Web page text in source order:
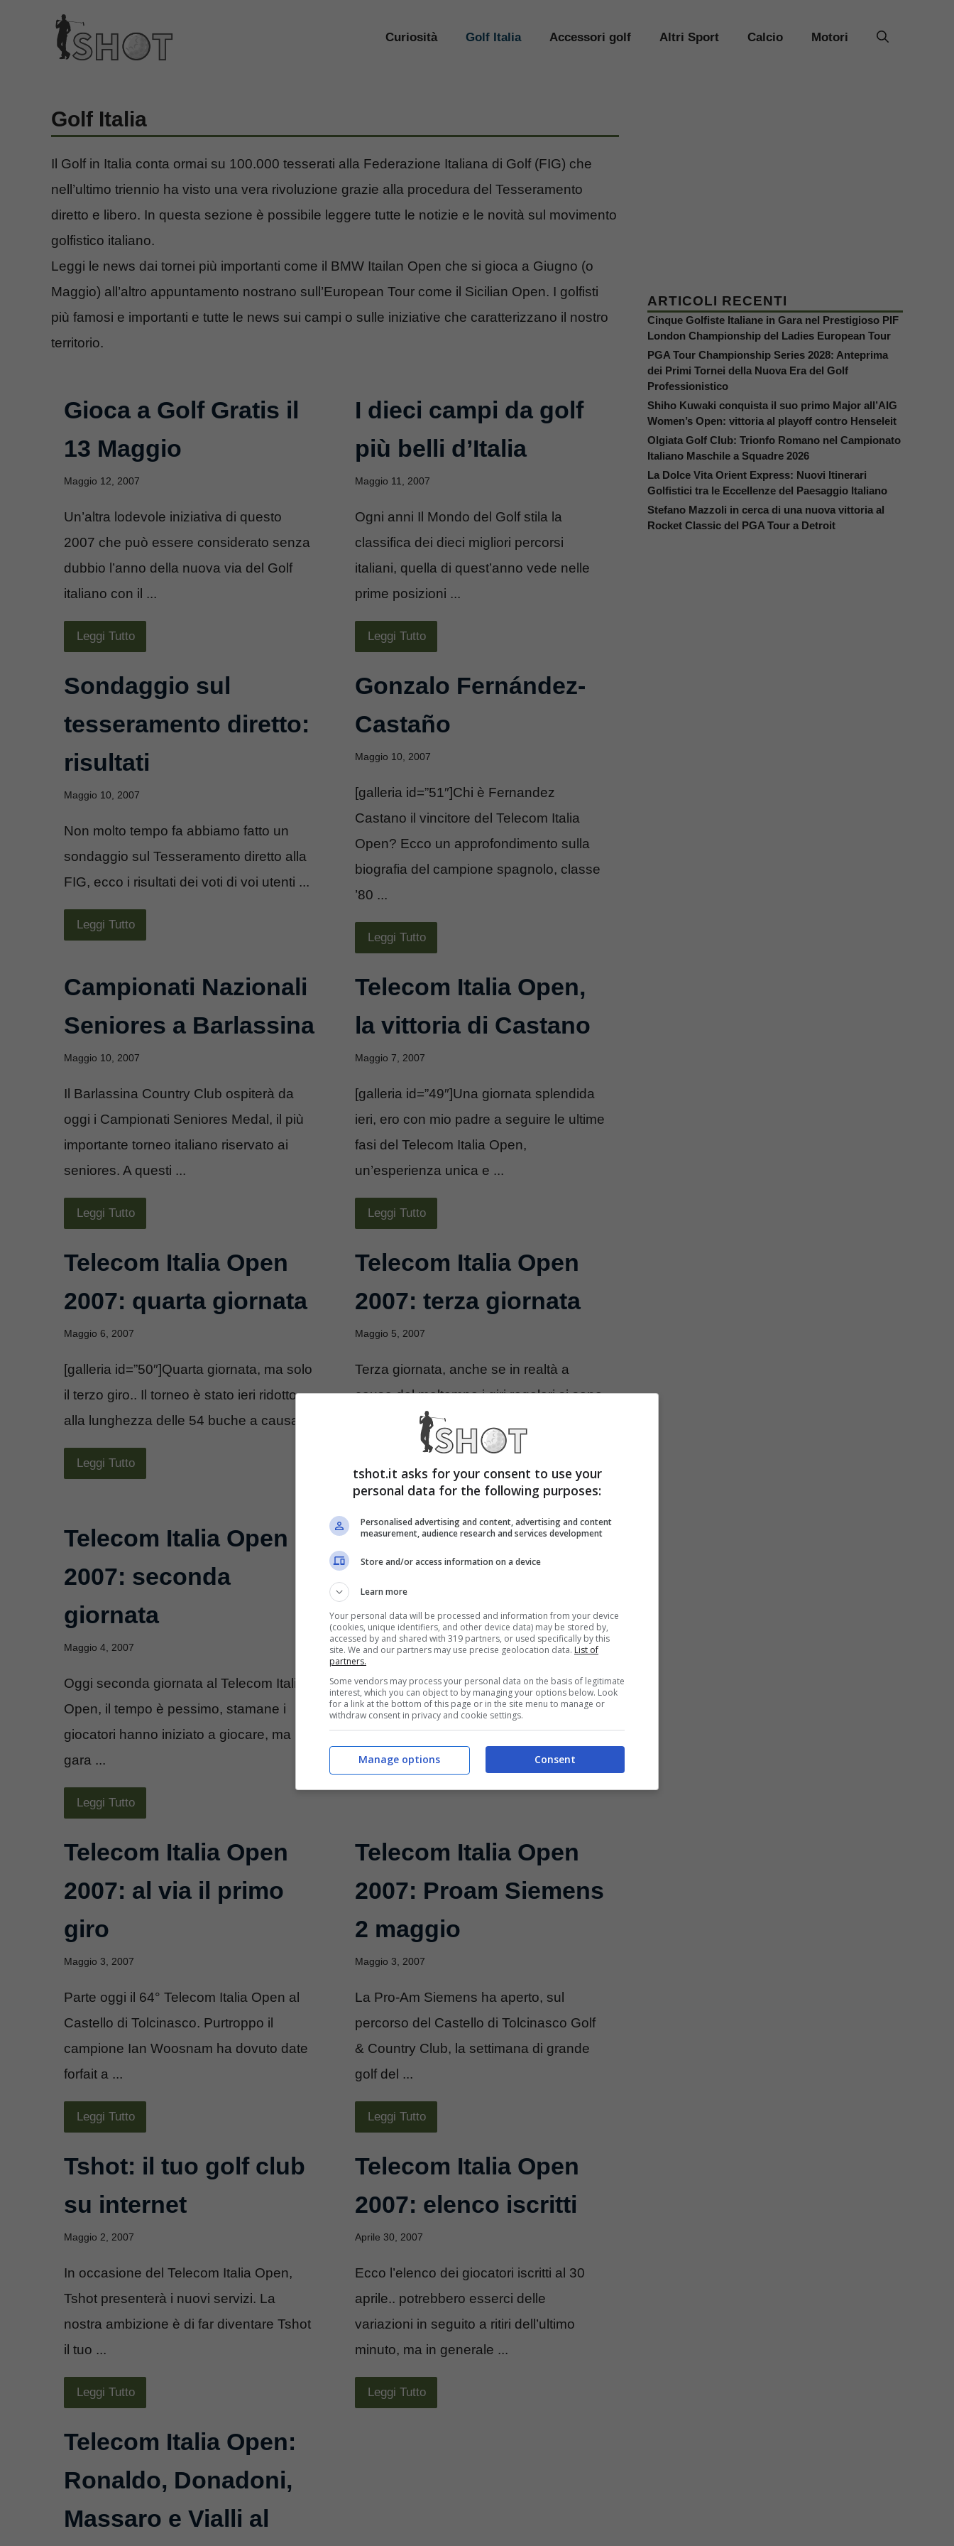
contenuto
Curiosità Golf Italia Accessori golf Altri Sport Calcio Motori
Golf Italia
Il Golf in Italia conta ormai su 100.000 tesserati alla Federazione Italiana di Golf (FIG) che
nell’ultimo triennio ha visto una vera rivoluzione grazie alla procedura del Tesseramento
diretto e libero. In questa sezione è possibile leggere tutte le notizie e le novità sul movimento
golfistico italiano.
Leggi le news dai tornei più importanti come il BMW Itailan Open che si gioca a Giugno (o
Maggio) all’altro appuntamento nostrano sull’European Tour come il Sicilian Open. I golfisti
più famosi e importanti e tutte le news sui campi o sulle iniziative che caratterizzano il nostro
territorio.
Gioca a Golf Gratis il
13 Maggio
Maggio 12, 2007
Un’altra lodevole iniziativa di questo
2007 che può essere considerato senza
dubbio l’anno della nuova via del Golf
italiano con il ...
Leggi Tutto
I dieci campi da golf
più belli d’Italia
Maggio 11, 2007
Ogni anni Il Mondo del Golf stila la
classifica dei dieci migliori percorsi
italiani, quella di quest’anno vede nelle
prime posizioni ...
Leggi Tutto
Sondaggio sul
tesseramento diretto:
risultati
Maggio 10, 2007
Non molto tempo fa abbiamo fatto un
sondaggio sul Tesseramento diretto alla
FIG, ecco i risultati dei voti di voi utenti ...
Leggi Tutto
Gonzalo Fernández-
Castaño
Maggio 10, 2007
[galleria id=”51″]Chi è Fernandez
Castano il vincitore del Telecom Italia
Open? Ecco un approfondimento sulla
biografia del campione spagnolo, classe
’80 ...
Leggi Tutto
Campionati Nazionali
Seniores a Barlassina
Maggio 10, 2007
Il Barlassina Country Club ospiterà da
oggi i Campionati Seniores Medal, il più
importante torneo italiano riservato ai
seniores. A questi ...
Leggi Tutto
Telecom Italia Open,
la vittoria di Castano
Maggio 7, 2007
[galleria id=”49″]Una giornata splendida
ieri, ero con mio padre a seguire le ultime
fasi del Telecom Italia Open,
un’esperienza unica e ...
Leggi Tutto
Telecom Italia Open
2007: quarta giornata
Maggio 6, 2007
[galleria id=”50″]Quarta giornata, ma solo
il terzo giro.. Il torneo è stato ieri ridotto
alla lunghezza delle 54 buche a causa ...
Leggi Tutto
Telecom Italia Open
2007: terza giornata
Maggio 5, 2007
Terza giornata, anche se in realtà a
causa del maltempo i giri regolari si sono
sovrapposti.. riprendiamo da dove
abbiamo lasciato ...
Leggi Tutto
Telecom Italia Open
2007: seconda
giornata
Maggio 4, 2007
Oggi seconda giornata al Telecom Italia
Open, il tempo è pessimo, stamane i
giocatori hanno iniziato a giocare, ma la
gara ...
Leggi Tutto
Telecom Italia Open
Tra i tanti campioni presenti al Telecom
Italia Open c’è anche Tom Lehman,
giocatore statunitense, vincitore di major
e capitano USA ...
Leggi Tutto
Telecom Italia Open
2007: al via il primo
giro
Maggio 3, 2007
Parte oggi il 64° Telecom Italia Open al
Castello di Tolcinasco. Purtroppo il
campione Ian Woosnam ha dovuto date
forfait a ...
Leggi Tutto
Telecom Italia Open
2007: Proam Siemens
2 maggio
Maggio 3, 2007
La Pro-Am Siemens ha aperto, sul
percorso del Castello di Tolcinasco Golf
& Country Club, la settimana di grande
golf del ...
Leggi Tutto
Tshot: il tuo golf club
su internet
Maggio 2, 2007
In occasione del Telecom Italia Open,
Tshot presenterà i nuovi servizi. La
nostra ambizione è di far diventare Tshot
il tuo ...
Leggi Tutto
Telecom Italia Open
2007: elenco iscritti
Aprile 30, 2007
Ecco l’elenco dei giocatori iscritti al 30
aprile.. potrebbero esserci delle
variazioni in seguito a ritiri dell’ultimo
minuto, ma in generale ...
Leggi Tutto
Telecom Italia Open:
Ronaldo, Donadoni,
Massaro e Vialli al
ARTICOLI RECENTI
Cinque Golfiste Italiane in Gara nel Prestigioso PIF
London Championship del Ladies European Tour
PGA Tour Championship Series 2028: Anteprima
dei Primi Tornei della Nuova Era del Golf
Professionistico
Shiho Kuwaki conquista il suo primo Major all’AIG
Women’s Open: vittoria al playoff contro Henseleit
Olgiata Golf Club: Trionfo Romano nel Campionato
Italiano Maschile a Squadre 2026
La Dolce Vita Orient Express: Nuovi Itinerari
Golfistici tra le Eccellenze del Paesaggio Italiano
Stefano Mazzoli in cerca di una nuova vittoria al
Rocket Classic del PGA Tour a Detroit
tshot.it asks for your consent to use your
personal data for the following purposes:
Personalised advertising and content, advertising and content
measurement, audience research and services development
Store and/or access information on a device
Learn more
Your personal data will be processed and information from your device
(cookies, unique identifiers, and other device data) may be stored by,
accessed by and shared with 319 partners, or used specifically by this
site. We and our partners may use precise geolocation data. List of
partners.
Some vendors may process your personal data on the basis of legitimate
interest, which you can object to by managing your options below. Look
for a link at the bottom of this page or in the site menu to manage or
withdraw consent in privacy and cookie settings.
Consent
Manage options